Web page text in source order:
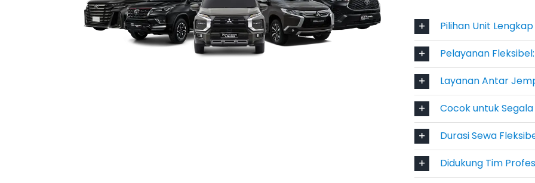
4. Tampilan Mewah dan Reputasi Profesional
Dalam berbagai keperluan formal seperti kunjungan bisnis, acara
pernikahan, atau penjemputan tamu VIP, tampilan eksterior Pajero yang
modern dan elegan menciptakan kesan prestisius. Warna netral seperti
hitam dan putih menjadi pilihan favorit karena cocok digunakan dalam
berbagai suasana. Banyak perusahaan dan instansi memanfaatkan jasa
rental mobil Pajero Semarang untuk memberikan pelayanan prima kepada
Pilihan Unit
Pelayanan
Layanan Antar
Cocok untuk
Durasi Sewa
Didukung Tim